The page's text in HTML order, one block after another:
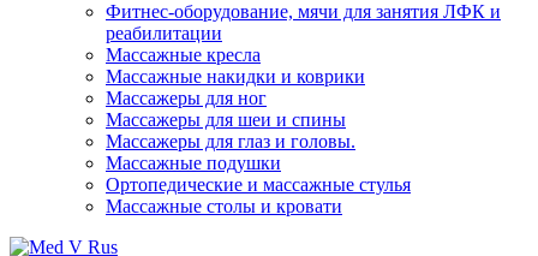
Фитнес-оборудование, мячи для занятия ЛФК и
реабилитации
Массажные кресла
Массажные накидки и коврики
Массажеры для ног
Массажеры для шеи и спины
Массажеры для глаз и головы.
Массажные подушки
Ортопедические и массажные стулья
Массажные столы и кровати